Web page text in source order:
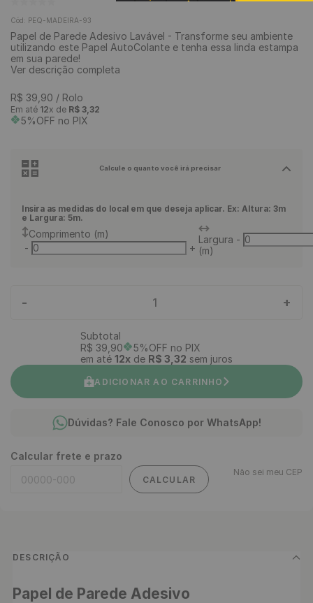
Cód: PEQ-MADEIRA-93
Papel de Parede Adesivo Lavável - Transforme seu ambiente
utilizando este Papel AutoColante e tenha essa linda estampa
em sua parede!
Ver descrição completa
R$ 39 90 / Rolo
Em até 12x de R$ 3,32
5%OFF no PIX
Calcule o quanto você irá precisar
Insira as medidas do local em que deseja aplicar. Ex: Altura: 3m
e Largura: 5m.
Comprimento (m)
-
+
Largura
(m)
-
- 1 +
Subtotal
R$ 39 90
5%OFF no PIX
em até 12x de R$ 3 32 sem juros
ADICIONAR AO CARRINHO
Dúvidas? Fale Conosco por WhatsApp!
Calcular frete e prazo
CALCULAR
Não sei meu CEP
DESCRIÇÃO
Papel de Parede Adesivo
10º piso vinílico